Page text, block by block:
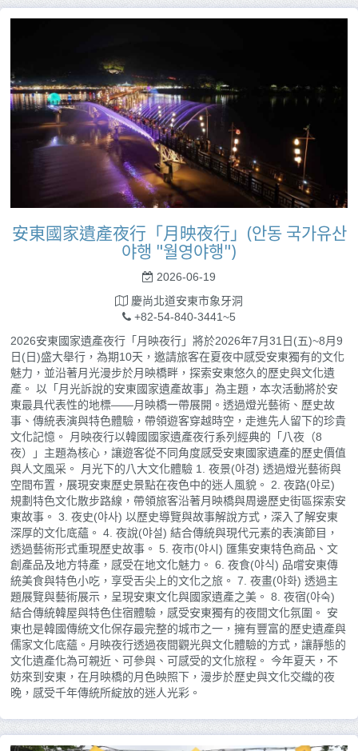
安東國家遺產夜行「月映夜行」(안동 국가유산
야행 "월영야행")
2026-06-19
慶尚北道安東市象牙洞
+82-54-840-3441~5
2026安東國家遺產夜行「月映夜行」將於2026年7月31日(五)~8月9
日(日)盛大舉行，為期10天，邀請旅客在夏夜中感受安東獨有的文化
魅力，並沿著月光漫步於月映橋畔，探索安東悠久的歷史與文化遺
產。 以「月光訴說的安東國家遺產故事」為主題，本次活動將於安
東最具代表性的地標——月映橋一帶展開。透過燈光藝術、歷史故
事、傳統表演與特色體驗，帶領遊客穿越時空，走進先人留下的珍貴
文化記憶。 月映夜行以韓國國家遺產夜行系列經典的「八夜（8
夜）」主題為核心，讓遊客從不同角度感受安東國家遺產的歷史價值
與人文風采。 月光下的八大文化體驗 1. 夜景(야경) 透過燈光藝術與
空間布置，展現安東歷史景點在夜色中的迷人風貌。 2. 夜路(야로)
規劃特色文化散步路線，帶領旅客沿著月映橋與周邊歷史街區探索安
東故事。 3. 夜史(야사) 以歷史導覽與故事解說方式，深入了解安東
深厚的文化底蘊。 4. 夜說(야설) 結合傳統與現代元素的表演節目，
透過藝術形式重現歷史故事。 5. 夜市(야시) 匯集安東特色商品、文
創產品及地方特產，感受在地文化魅力。 6. 夜食(야식) 品嚐安東傳
統美食與特色小吃，享受舌尖上的文化之旅。 7. 夜畫(야화) 透過主
題展覽與藝術展示，呈現安東文化與國家遺產之美。 8. 夜宿(야숙)
結合傳統韓屋與特色住宿體驗，感受安東獨有的夜間文化氛圍。 安
東也是韓國傳統文化保存最完整的城市之一，擁有豐富的歷史遺產與
儒家文化底蘊。月映夜行透過夜間觀光與文化體驗的方式，讓靜態的
文化遺產化為可親近、可參與、可感受的文化旅程。 今年夏天，不
妨來到安東，在月映橋的月色映照下，漫步於歷史與文化交織的夜
晚，感受千年傳統所綻放的迷人光彩。